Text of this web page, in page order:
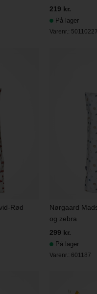
219 kr.
På lager
Varenr.: 50110227
Rød
Nørgaard
og zebra
299 kr.
På lager
Varenr.: 601187